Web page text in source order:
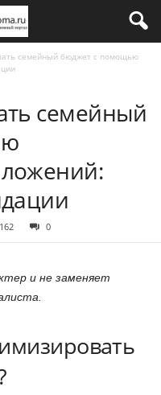
семейный бюджет с помощью
семейный
162 0
и не заменяет